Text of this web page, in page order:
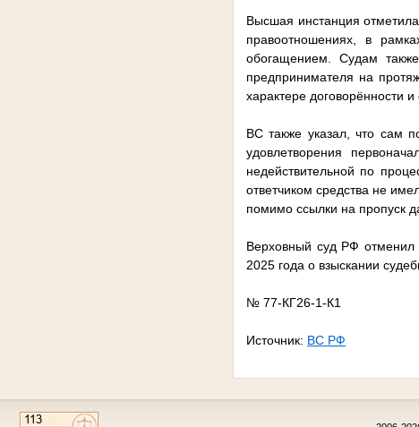
Высшая инстанция
правоотношениях, в
обогащением. Судам
предпринимателя на
характере договорённости
ВС также указал, что сам
удовлетворения
недействительной по
ответчиком средства не
помимо ссылки на пропуск
Верховный суд РФ отменил
2025 года о взыскании
№ 77-КГ26-1-К1
Источник: ВС РФ